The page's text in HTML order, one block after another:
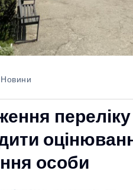
Новини
переліку
особи